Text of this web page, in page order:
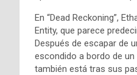
En “Dead Reckoning”,
Entity, que parece
Después de escapar de
escondido a bordo de
también está tras sus